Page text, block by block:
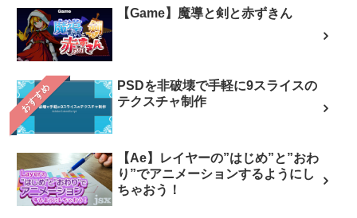
【Game】魔導と剣と赤ずきん
おすすめ
PSDを非破壊で手軽に9スライスの
テクスチャ制作
【Ae】レイヤーの”はじめ”と”おわ
り”でアニメーションするようにし
ちゃおう！